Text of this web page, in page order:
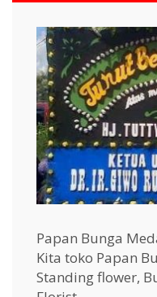
Papan Bunga
Kita toko Papan
Standing flower,